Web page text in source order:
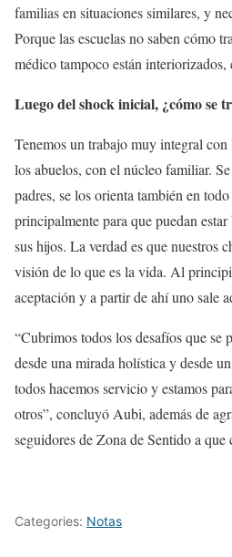
familias en situaciones similares, y
Porque las escuelas no saben cómo
médico tampoco están interiorizados,
Luego del shock inicial, ¿cómo se
Tenemos un trabajo muy integral con
los abuelos, con el núcleo familiar.
padres, se los orienta también en
principalmente para que puedan
sus hijos. La verdad es que nuestros
visión de lo que es la vida. Al
aceptación y a partir de ahí uno sale
“Cubrimos todos los desafíos que se
desde una mirada holística y desde
todos hacemos servicio y estamos
otros”, concluyó Aubi, además de
seguidores de Zona de Sentido a
Categories: Notas